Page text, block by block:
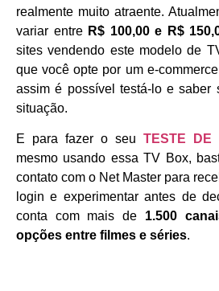
realmente muito atraente.
variar entre R$ 100,00 e R$
sites vendendo este modelo de
que você opte por um e-
assim é possível testá-lo e saber
situação.
E para fazer o seu TESTE DE
mesmo usando essa TV Box,
contato com o Net Master para
login e experimentar antes de
conta com mais de 1.500
opções entre filmes e séries.